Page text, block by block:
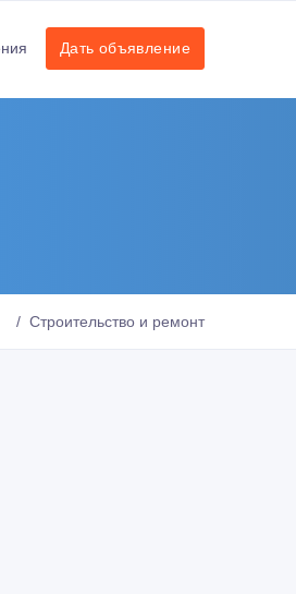
Дать объявление
Строительство и ремонт